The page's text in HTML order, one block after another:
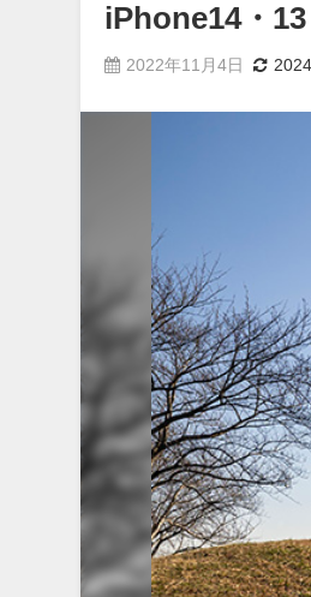
iPhone14・
2022年11月4日